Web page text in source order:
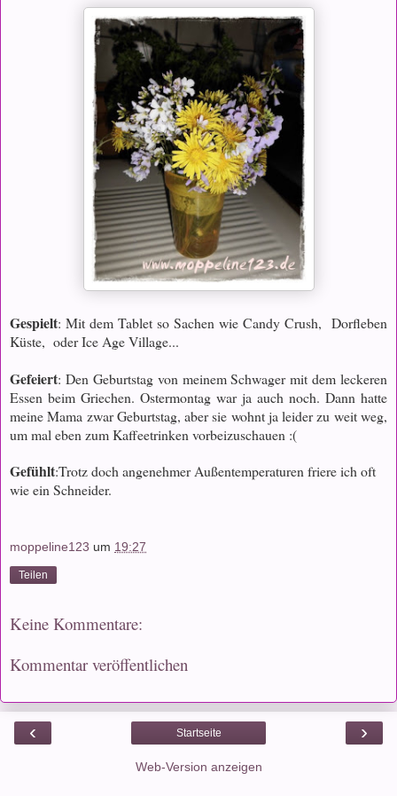
Gespielt: Mit dem Tablet so Sachen wie Candy Crush, Dorfleben
Küste, oder Ice Age Village...
Gefeiert: Den Geburtstag von meinem Schwager mit dem leckeren
Essen beim Griechen. Ostermontag war ja auch noch. Dann hatte
meine Mama zwar Geburtstag, aber sie wohnt ja leider zu weit weg,
um mal eben zum Kaffeetrinken vorbeizuschauen :(
Gefühlt:Trotz doch angenehmer Außentemperaturen friere ich oft
wie ein Schneider.
moppeline123 um 19:27
Teilen
Keine Kommentare:
Kommentar veröffentlichen
‹ ›
Startseite
Web-Version anzeigen